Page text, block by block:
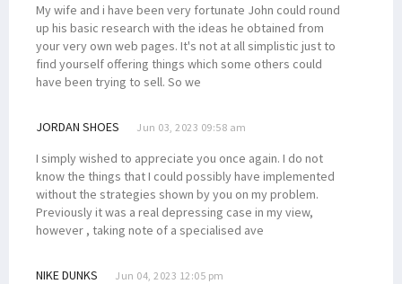
My wife and i have been very fortunate John could round
up his basic research with the ideas he obtained from
your very own web pages. It's not at all simplistic just to
find yourself offering things which some others could
have been trying to sell. So we
JORDAN SHOES Jun 03, 2023 09:58 am
I simply wished to appreciate you once again. I do not
know the things that I could possibly have implemented
without the strategies shown by you on my problem.
Previously it was a real depressing case in my view,
however , taking note of a specialised ave
NIKE DUNKS Jun 04, 2023 12:05 pm